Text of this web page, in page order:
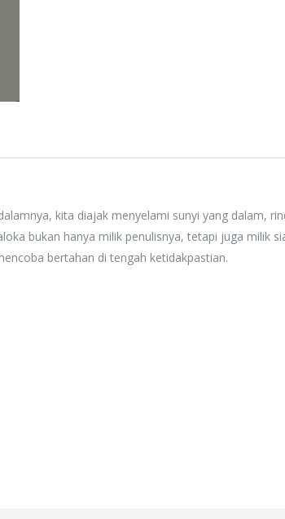
kita diajak menyelami sunyi yang dalam,
bukan hanya milik penulisnya, tetapi juga milik
bertahan di tengah ketidakpastian.